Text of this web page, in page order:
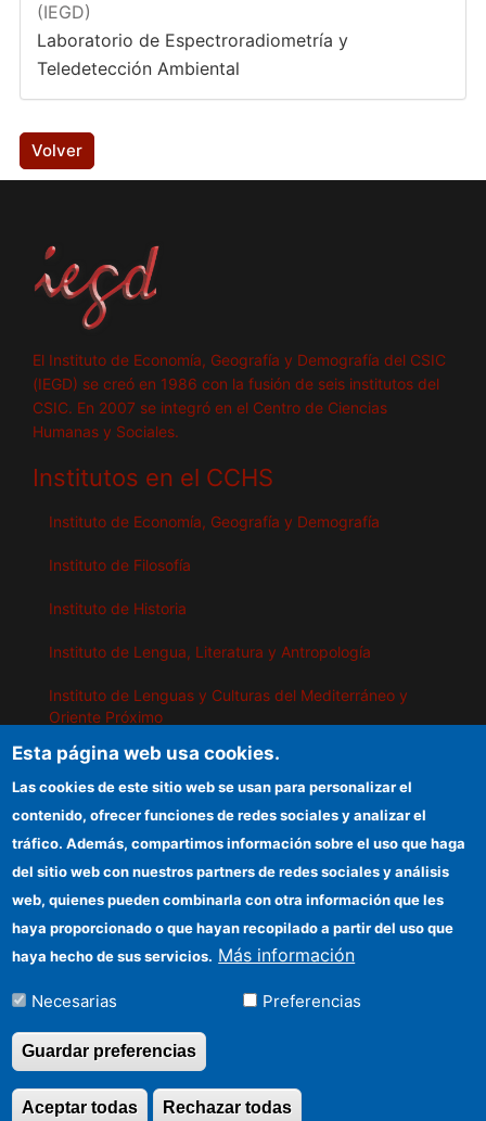
(IEGD)
Laboratorio de Espectroradiometría y
Teledetección Ambiental
Volver
El Instituto de Economía, Geografía y Demografía del CSIC
(IEGD) se creó en 1986 con la fusión de seis institutos del
CSIC. En 2007 se integró en el Centro de Ciencias
Humanas y Sociales.
Institutos en el CCHS
Instituto de Economía, Geografía y Demografía
Instituto de Filosofía
Instituto de Historia
Instituto de Lengua, Literatura y Antropología
Instituto de Lenguas y Culturas del Mediterráneo y
Oriente Próximo
Instituto de Políticas y Bienes Públicos
IEGD
Sede electrónica CSIC
Organismos financiadores
Información para proveedores
Cómo llegar
©Copyright 2026 Todos los derechos reservados
Esta página web usa cookies.
Las cookies de este sitio web se usan para personalizar el
contenido, ofrecer funciones de redes sociales y analizar el
tráfico. Además, compartimos información sobre el uso que haga
del sitio web con nuestros partners de redes sociales y análisis
web, quienes pueden combinarla con otra información que les
haya proporcionado o que hayan recopilado a partir del uso que
haya hecho de sus servicios. Más información
Necesarias Preferencias
Guardar preferencias
Rechazar todas
Aceptar todas